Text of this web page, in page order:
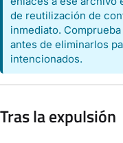
de reutilización de
inmediato.
antes de eliminarlos
intencionados.
Tras la expulsión